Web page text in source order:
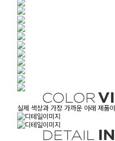
실제 색상과 가장 가까운 아래 제품